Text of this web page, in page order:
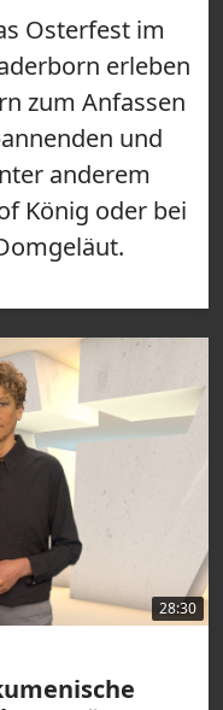
Osterfest im
erleben
zum Anfassen
und
anderem
König oder bei
28:30